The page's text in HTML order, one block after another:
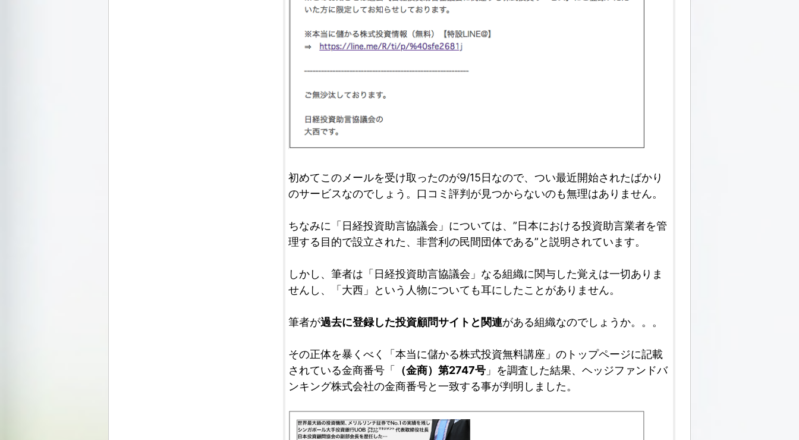
初めてこのメールを受け取ったのが9/15日なので、つい最近開始されたばかり
のサービスなのでしょう。口コミ評判が見つからないのも無理はありません。
ちなみに「日経投資助言協議会」については、”日本における投資助言業者を管
理する目的で設立された、非営利の民間団体である”と説明されています。
しかし、筆者は「日経投資助言協議会」なる組織に関与した覚えは一切ありま
せんし、「大西」という人物についても耳にしたことがありません。
筆者が過去に登録した投資顧問サイトと関連がある組織なのでしょうか。。。
その正体を暴くべく「本当に儲かる株式投資無料講座」のトップページに記載
されている金商番号「
（金商）第2747号 」を調査した結果、ヘッジファンドバ
ンキング株式会社の金商番号と一致する事が判明しました。